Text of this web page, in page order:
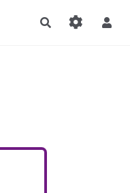
Rechercher